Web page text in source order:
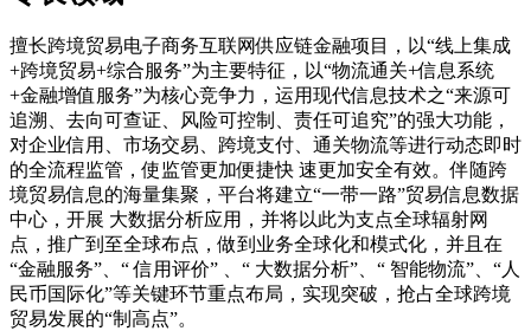
擅长跨境贸易电子商务互联网供应链金融项目，以“线上集成
+跨境贸易+综合服务”为主要特征，以“物流通关+信息系统
+金融增值服务”为核心竞争力，运用现代信息技术之“来源可
追溯、去向可查证、风险可控制、责任可追究”的强大功能，
对企业信用、市场交易、跨境支付、通关物流等进行动态即时
的全流程监管，使监管更加便捷快 速更加安全有效。伴随跨
境贸易信息的海量集聚，平台将建立“一带一路”贸易信息数据
中心，开展 大数据分析应用，并将以此为支点全球辐射网
点，推广到至全球布点，做到业务全球化和模式化，并且在
“金融服务”、“ 信用评价” 、“ 大数据分析”、“ 智能物流”、“人
民币国际化”等关键环节重点布局，实现突破，抢占全球跨境
贸易发展的“制高点”。